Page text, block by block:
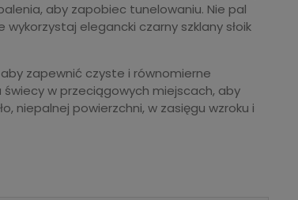
aby zapobiec tunelowaniu. Nie pal
elegancki czarny szklany słoik
zapewnić czyste i równomierne
w przeciągowych miejscach, aby
niepalnej powierzchni, w zasięgu wzroku i